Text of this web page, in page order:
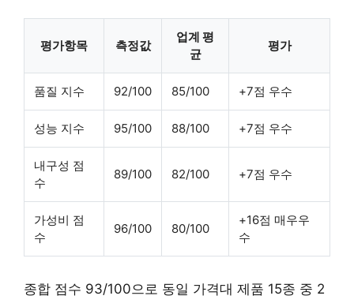
평가항목 측정값
업계 평
균
평가
품질 지수 92/100 85/100 +7점 우수
성능 지수 95/100 88/100 +7점 우수
내구성 점
수
89/100 82/100 +7점 우수
가성비 점
수
96/100 80/100
+16점 매우우
수
종합 점수 93/100으로 동일 가격대 제품 15종 중 2